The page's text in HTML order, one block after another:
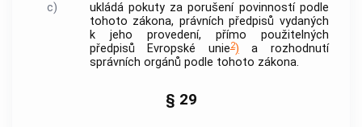
c)
ukládá pokuty za porušení povinností podle
tohoto zákona, právních předpisů vydaných
k jeho provedení, přímo použitelných
předpisů Evropské unie2) a rozhodnutí
správních orgánů podle tohoto zákona.
§ 29